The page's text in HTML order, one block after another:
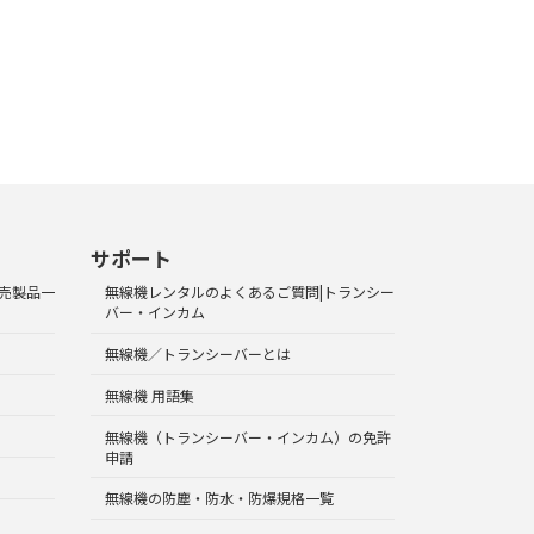
製品一
サポート
無線機レンタルのよくあるご質問|トランシー
バー・インカム
無線機／トランシーバーとは
無線機 用語集
無線機（トランシーバー・インカム）の免許
申請
無線機の防塵・防水・防爆規格一覧